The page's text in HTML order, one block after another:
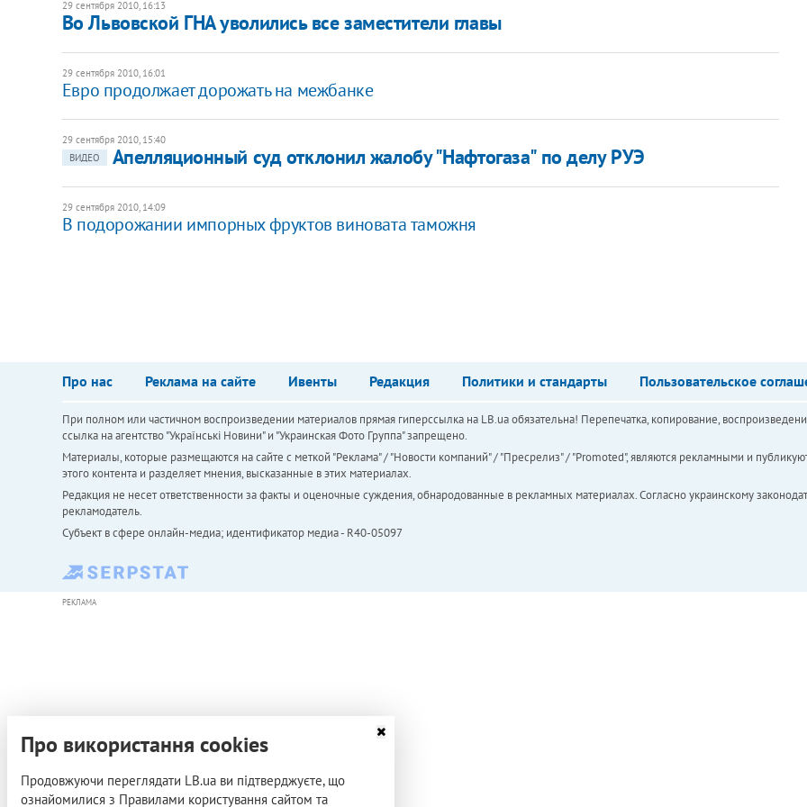
29 сентября 2010, 16:13
Во Львовской ГНА уволились все заместители главы
29 сентября 2010, 16:01
Евро продолжает дорожать на межбанке
29 сентября 2010, 15:40
ВИДЕО
Апелляционный суд отклонил жалобу "Нафтогаза" по делу РУЭ
29 сентября 2010, 14:09
В подорожании импорных фруктов виновата таможня
Про нас Реклама на сайте Ивенты Редакция Политики и стандарты Пользовательское
При полном или частичном воспроизведении материалов прямая гиперссылка на LB.ua обязательна! Перепечатка, копирование,
ссылка на агентство "Українськi Новини" и "Украинская Фото Группа" запрещено.
Материалы, которые размещаются на сайте с меткой "Реклама" / "Новости компаний" / "Пресрелиз" / "Promoted", являются рекламными и
этого контента и разделяет мнения, высказанные в этих материалах.
Редакция не несет ответственности за факты и оценочные суждения, обнародованные в рекламных материалах. Согласно украинскому
рекламодатель.
Субъект в сфере онлайн-медиа; идентификатор медиа - R40-05097
РЕКЛАМА
Про використання cookies
Продовжуючи переглядати LB.ua ви підтверджуєте, що
ознайомилися з Правилами користування сайтом та